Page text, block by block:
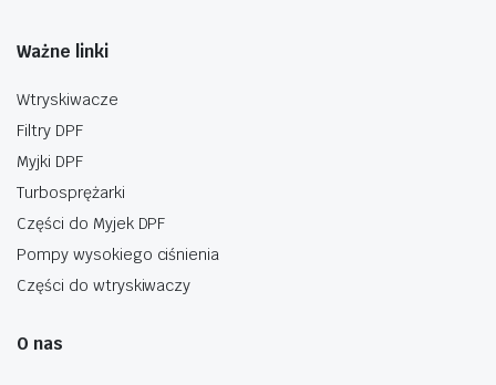
Ważne linki
Wtryskiwacze
Filtry DPF
Myjki DPF
Turbosprężarki
Części do Myjek DPF
Pompy wysokiego ciśnienia
Części do wtryskiwaczy
O nas